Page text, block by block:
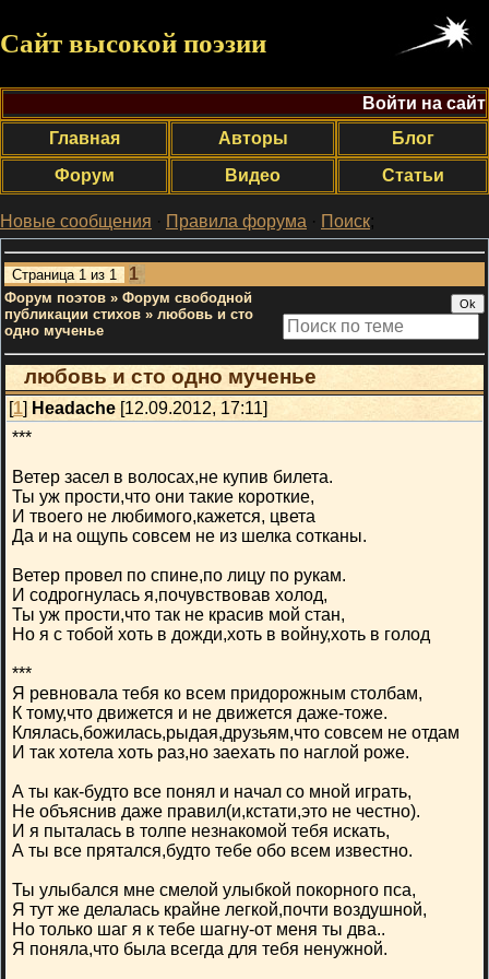
Сайт высокой поэзии
Войти на сайт
Главная
Авторы
Блог
Форум
Видео Статьи
Новые сообщения · Правила форума · Поиск;
Страница 1 из 1 1
Форум поэтов » Форум свободной
публикации стихов » любовь и сто
одно мученье
любовь и сто одно мученье
[1] Headache [12.09.2012, 17:11]
***
Ветер засел в волосах,не купив билета.
Ты уж прости,что они такие короткие,
И твоего не любимого,кажется, цвета
Да и на ощупь совсем не из шелка сотканы.
Ветер провел по спине,по лицу по рукам.
И содрогнулась я,почувствовав холод,
Ты уж прости,что так не красив мой стан,
Но я с тобой хоть в дожди,хоть в войну,хоть в голод
***
Я ревновала тебя ко всем придорожным столбам,
К тому,что движется и не движется даже-тоже.
Клялась,божилась,рыдая,друзьям,что совсем не отдам
И так хотела хоть раз,но заехать по наглой роже.
А ты как-будто все понял и начал со мной играть,
Не объяснив даже правил(и,кстати,это не честно).
И я пыталась в толпе незнакомой тебя искать,
А ты все прятался,будто тебе обо всем известно.
Ты улыбался мне смелой улыбкой покорного пса,
Я тут же делалась крайне легкой,почти воздушной,
Но только шаг я к тебе шагну-от меня ты два..
Я поняла,что была всегда для тебя ненужной.